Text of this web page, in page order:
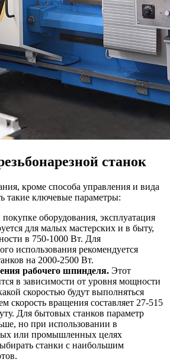
станок
кроме способа управления и вида
такие ключевые параметры:
оборудования, эксплуатация
для малых мастерских и в быту,
в 750-1000 Вт. Для
использования рекомендуется
на 2000-2500 Вт.
рабочего шпинделя. Этот
в зависимости от уровня мощности
скоростью будут выполняться
скорость вращения составляет 27-515
Для бытовых станков параметр
но при использовании в
или промышленных целях
станки с наибольшим